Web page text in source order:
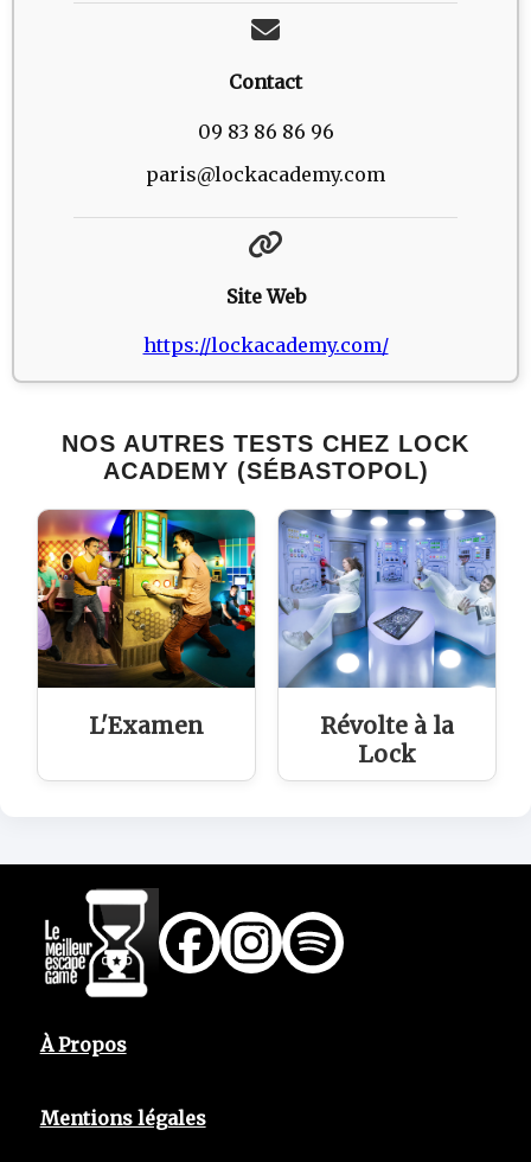
Contact
09 83 86 86 96
paris@lockacademy.com
Site Web
https://lockacademy.com/
NOS AUTRES TESTS CHEZ LOCK
ACADEMY (SÉBASTOPOL)
L'Examen
Révolte à la
Lock
À Propos
Mentions légales